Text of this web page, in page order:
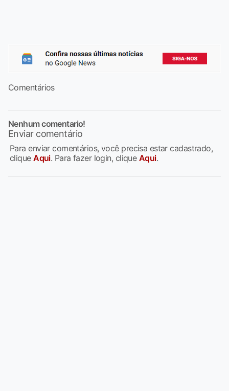
Comentários
Nenhum comentario!
Enviar comentário
Para enviar comentários, você precisa estar cadastrado,
cliqueAqui. Para fazer login, clique Aqui.